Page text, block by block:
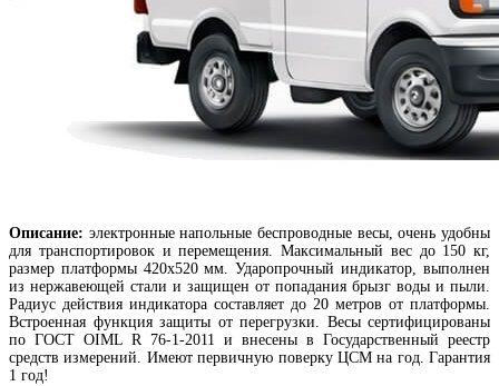
Описание: электронные напольные беспроводные весы, очень удобны
для транспортировок и перемещения. Максимальный вес до 150 кг,
размер платформы 420х520 мм. Ударопрочный индикатор, выполнен
из нержавеющей стали и защищен от попадания брызг воды и пыли.
Радиус действия индикатора составляет до 20 метров от платформы.
Встроенная функция защиты от перегрузки. Весы сертифицированы
по ГОСТ OIML R 76-1-2011 и внесены в Государственный реестр
средств измерений. Имеют первичную поверку ЦСМ на год. Гарантия
1 год!